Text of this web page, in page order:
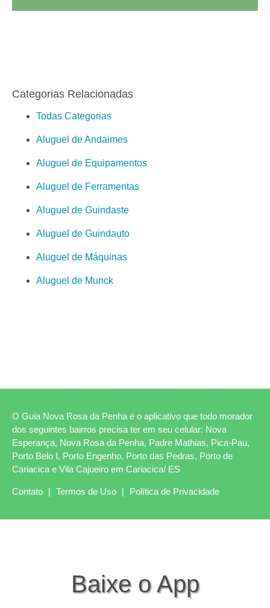
Categorias Relacionadas
Todas Categorias
Aluguel de Andaimes
Aluguel de Equipamentos
Aluguel de Ferramentas
Aluguel de Guindaste
Aluguel de Guindauto
Aluguel de Máquinas
Aluguel de Munck
O Guia Nova Rosa da Penha é o aplicativo que todo morador
dos seguintes bairros precisa ter em seu celular: Nova
Esperança, Nova Rosa da Penha, Padre Mathias, Pica-Pau,
Porto Belo I, Porto Engenho, Porto das Pedras, Porto de
Cariacica e Vila Cajueiro em Cariacica/ ES
Contato | Termos de Uso | Política de Privacidade
Baixe o App